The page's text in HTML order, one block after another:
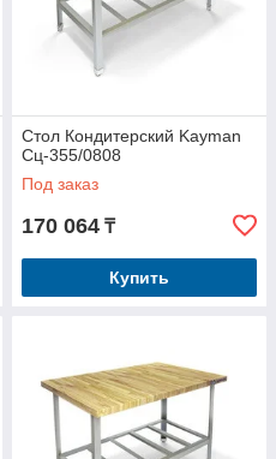
Стол Кондитерский Kayman
Сц-355/0808
Под заказ
170 064 ₸
Купить